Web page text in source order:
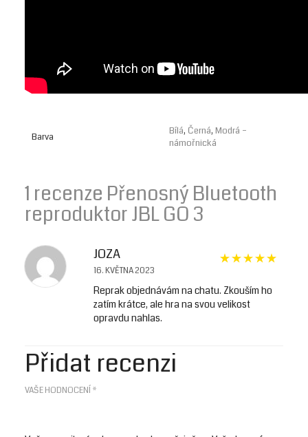
Barva Bílá, Černá, Modrá –
námořnická
1 recenze Přenosný Bluetooth
reproduktor JBL GO 3
JOZA
16. KVĚTNA 2023
Reprak objednávám na chatu. Zkouším ho
zatím krátce, ale hra na svou velikost
opravdu nahlas.
Přidat recenzi
VAŠE HODNOCENÍ *